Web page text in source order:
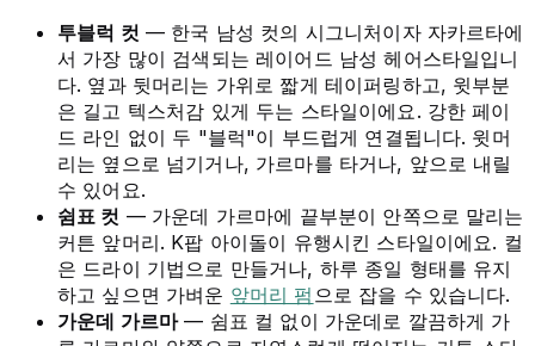
투블럭 컷 — 한국 남성 컷의 시그니처이자 자카르타에
서 가장 많이 검색되는 레이어드 남성 헤어스타일입니
다. 옆과 뒷머리는 가위로 짧게 테이퍼링하고, 윗부분
은 길고 텍스처감 있게 두는 스타일이에요. 강한 페이
드 라인 없이 두 "블럭"이 부드럽게 연결됩니다. 윗머
리는 옆으로 넘기거나, 가르마를 타거나, 앞으로 내릴
수 있어요.
쉼표 컷 — 가운데 가르마에 끝부분이 안쪽으로 말리는
커튼 앞머리. K팝 아이돌이 유행시킨 스타일이에요. 컬
은 드라이 기법으로 만들거나, 하루 종일 형태를 유지
하고 싶으면 가벼운 앞머리 펌 으로 잡을 수 있습니다.
가운데 가르마— 쉼표 컬 없이 가운데로 깔끔하게 가